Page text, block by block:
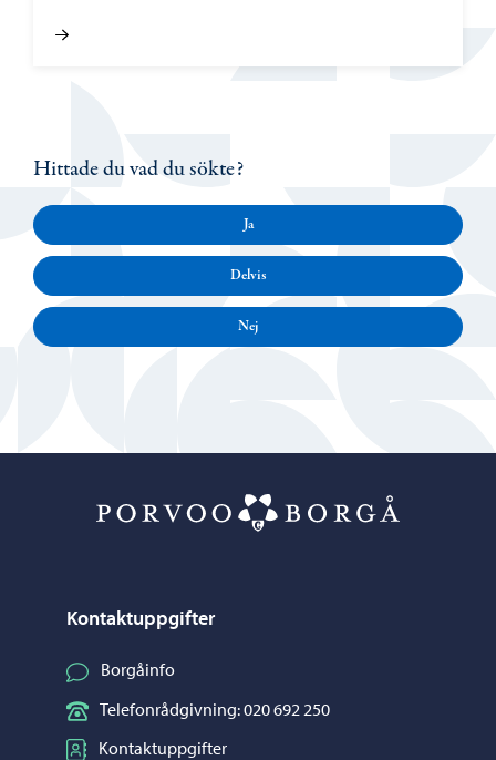
Hittade du vad du sökte?
Ja
Delvis
Nej
Kontaktuppgifter
Borgåinfo
Telefonrådgivning: 020 692 250
Kontaktuppgifter